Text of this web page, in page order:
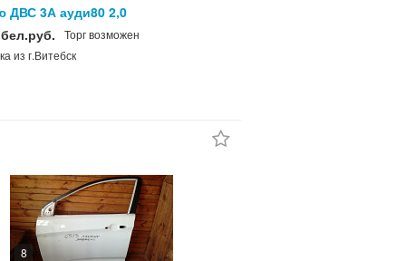
ДВС 3А ауди80 2,0
Торг возможен
из г.Витебск
8